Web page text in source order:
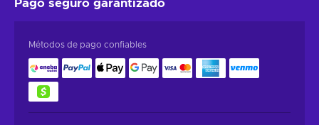
Pago seguro garantizado
Métodos de pago confiables